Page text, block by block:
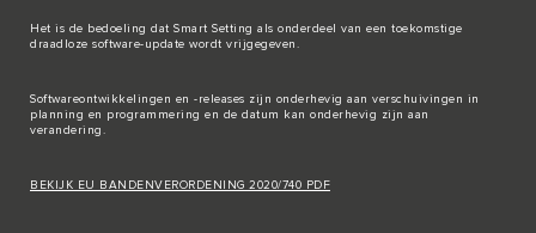
Het is de bedoeling dat Smart Setting als onderdeel van een toekomstige
draadloze software-update wordt vrijgegeven.
Softwareontwikkelingen en -releases zijn onderhevig aan verschuivingen in
planning en programmering en de datum kan onderhevig zijn aan
verandering.
BEKIJK EU BANDENVERORDENING 2020/740 PDF